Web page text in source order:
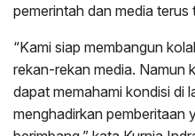
pemerintah dan media terus
“Kami siap membangun
rekan-rekan media. Namun
dapat memahami kondisi di
menghadirkan pemberitaan